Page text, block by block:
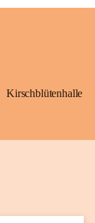
Kirschblütenhalle